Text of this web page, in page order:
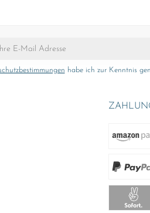
habe ich zur Kenntnis